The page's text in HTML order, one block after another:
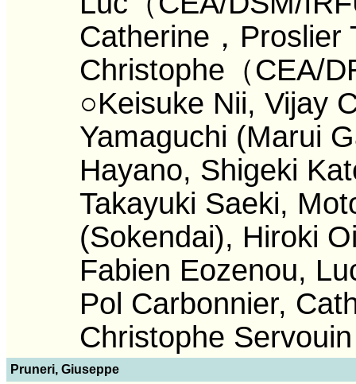
Catherine，Proslier
Christophe（CEA/
○Keisuke Nii, Vijay
Yamaguchi (Marui
Hayano, Shigeki
Takayuki Saeki,
(Sokendai), Hiroki
Fabien Eozenou,
Pol Carbonnier,
Christophe
Pruneri, Giuseppe